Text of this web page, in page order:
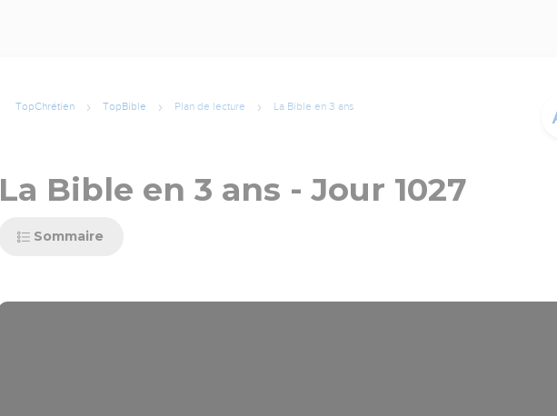
TopChrétien TopBible Plan de lecture La Bible en 3 ans
La Bible en 3 ans - Jour 1027
Sommaire